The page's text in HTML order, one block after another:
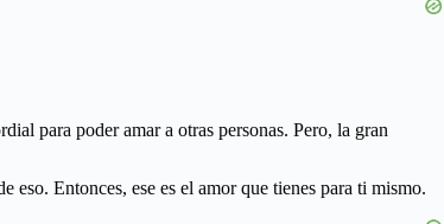
para poder amar a otras personas. Pero, la gran
eso. Entonces, ese es el amor que tienes para ti mismo.